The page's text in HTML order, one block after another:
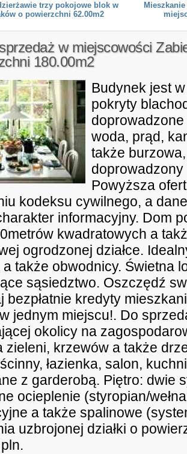
trzy pokojowe blok w
o powierzchni 62.00m2
w miejscowości
180.00m2
Budynek jest
pokryty
woda, prąd,
także
doprowadzony
Powyższa
kodeksu cywilnego, a
informacyjny. Dom
kwadratowych a
ogrodzonej działce.
a także obwodnicy. Świetna
sąsiedztwo. Oszczędź
bezpłatnie kredyty
jednym miejscu!. Do
okolicy na
zieleni, krzewów a także
łazienka, salon,
z garderobą. Piętro: dwie
ocieplenie (styropian/
a także spalinowe
uzbrojonej działki o